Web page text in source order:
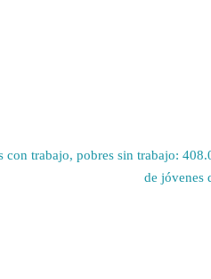
con trabajo, pobres sin trabajo:
de jóvenes